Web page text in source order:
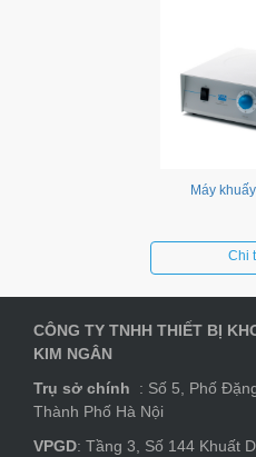
Máy
Chi
CÔNG TY TNHH THIẾT BỊ
KIM NGÂN
Trụ sở chính : Số 5, Phố
Thành Phố Hà Nội
VPGD: Tầng 3, Số 144 Khuất